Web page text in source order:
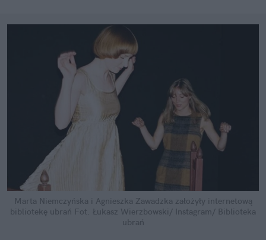
Marta Niemczyńska i Agnieszka Zawadzka założyły internetową
bibliotekę ubrań Fot. Łukasz Wierzbowski/ Instagram/ Biblioteka
ubrań